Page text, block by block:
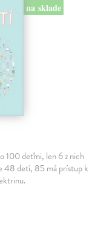
na sklade
100 deťmi, len 6 z nich
48 detí, 85 má prístup k